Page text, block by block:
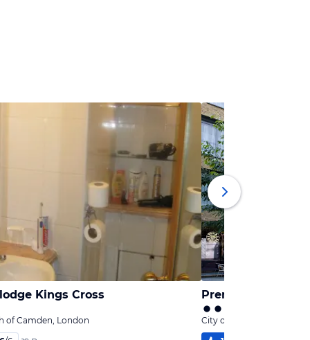
Kings Cross
of Camden, London
Premier Inn
City of London, London